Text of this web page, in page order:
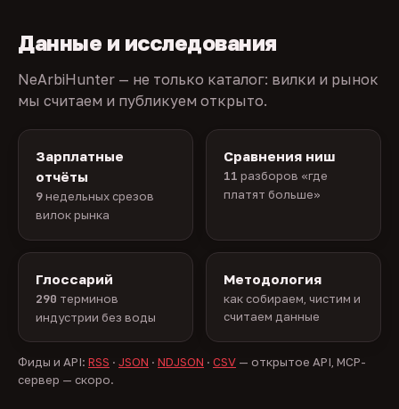
Данные и исследования
NeArbiHunter — не только каталог: вилки и рынок
мы считаем и публикуем открыто.
Зарплатные
отчёты
9недельных срезов
вилок рынка
Сравнения ниш
11 разборов «где
платят больше»
Глоссарий
290 терминов
индустрии без воды
Методология
как собираем, чистим и
считаем данные
Фиды и API: RSS · JSON · NDJSON · CSV — открытое API, MCP-
сервер — скоро.